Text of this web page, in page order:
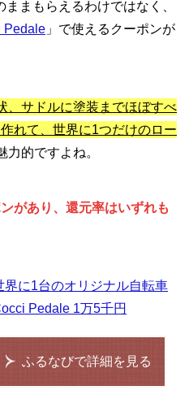
まもらえるわけではなく、
Pedale 」で使えるクーポンが
、サドルに塗装までほぼすべ
れて、世界に1つだけのロー
力的ですよね。
があり、還元率はいずれも
界に1台のオリジナル自転車
Pedale 1万5千円
ふるなびで詳細を見る